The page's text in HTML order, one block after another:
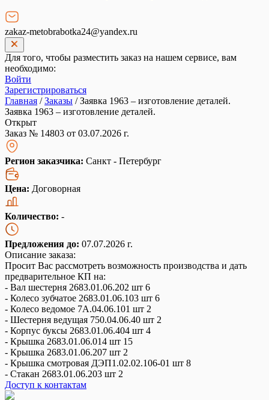
zakaz-metobrabotka24@yandex.ru
Для того, чтобы разместить заказ на нашем сервисе, вам
необходимо:
Войти
Зарегистрироваться
Главная /Заказы /Заявка 1963 – изготовление деталей.
Заявка 1963 – изготовление деталей.
Открыт
Заказ № 14803 от 03.07.2026 г.
Регион заказчика: Санкт - Петербург
Цена: Договорная
Количество: -
Предложения до: 07.07.2026 г.
Описание заказа:
Просит Вас рассмотреть возможность производства и дать
предварительное КП на:
- Вал шестерня 2683.01.06.202 шт 6
- Колесо зубчатое 2683.01.06.103 шт 6
- Колесо ведомое 7A.04.06.101 шт 2
- Шестерня ведущая 750.04.06.40 шт 2
- Корпус буксы 2683.01.06.404 шт 4
- Крышка 2683.01.06.014 шт 15
- Крышка 2683.01.06.207 шт 2
- Крышка смотровая ДЭП1.02.02.106-01 шт 8
- Стакан 2683.01.06.203 шт 2
Доступ к контактам